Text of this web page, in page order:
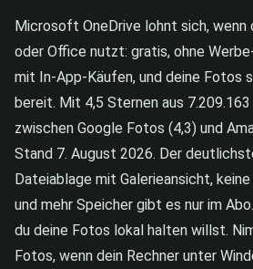
Microsoft OneDrive lohnt sich, wenn
oder Office nutzt: gratis, ohne
mit In-App-Käufen, und deine Fotos
bereit. Mit 4,5 Sternen aus
zwischen Google Fotos (4,3) und
Stand 7. August 2026. Der
Dateiablage mit Galerieansicht,
und mehr Speicher gibt es nur im
du deine Fotos lokal halten willst.
Fotos, wenn dein Rechner unter